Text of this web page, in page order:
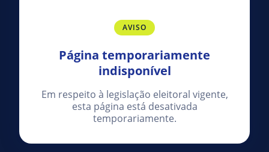
AVISO
Página temporariamente
indisponível
Em respeito à legislação eleitoral vigente,
esta página está desativada
temporariamente.